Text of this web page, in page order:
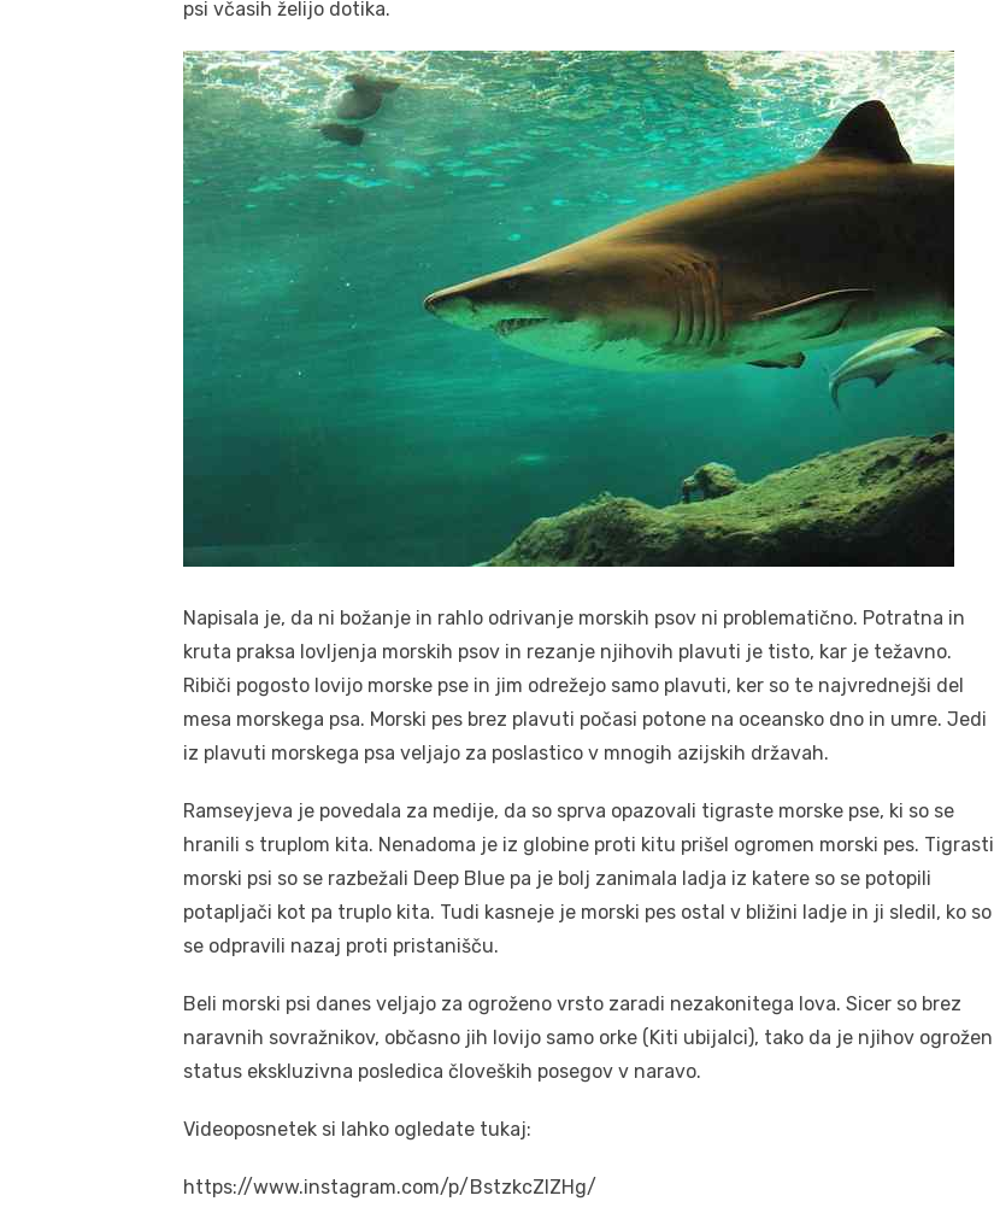
psi včasih želijo dotika.
Napisala je, da ni božanje in rahlo odrivanje morskih psov ni problematično. Potratna in
kruta praksa lovljenja morskih psov in rezanje njihovih plavuti je tisto, kar je težavno.
Ribiči pogosto lovijo morske pse in jim odrežejo samo plavuti, ker so te najvrednejši del
mesa morskega psa. Morski pes brez plavuti počasi potone na oceansko dno in umre. Jedi
iz plavuti morskega psa veljajo za poslastico v mnogih azijskih državah.
Ramseyjeva je povedala za medije, da so sprva opazovali tigraste morske pse, ki so se
hranili s truplom kita. Nenadoma je iz globine proti kitu prišel ogromen morski pes. Tigrasti
morski psi so se razbežali Deep Blue pa je bolj zanimala ladja iz katere so se potopili
potapljači kot pa truplo kita. Tudi kasneje je morski pes ostal v bližini ladje in ji sledil, ko so
se odpravili nazaj proti pristanišču.
Beli morski psi danes veljajo za ogroženo vrsto zaradi nezakonitega lova. Sicer so brez
naravnih sovražnikov, občasno jih lovijo samo orke (Kiti ubijalci), tako da je njihov ogrožen
status ekskluzivna posledica človeških posegov v naravo.
Videoposnetek si lahko ogledate tukaj:
https://www.instagram.com/p/BstzkcZlZHg/